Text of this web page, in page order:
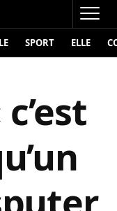
SPORT ELLE